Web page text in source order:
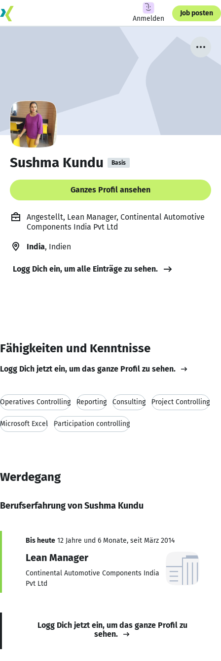
Anmelden
Job posten
Sushma Kundu Basis
Ganzes Profil ansehen
Angestellt, Lean Manager, Continental Automotive
Components India Pvt Ltd
India, Indien
Logg Dich ein, um alle Einträge zu sehen.
Fähigkeiten und Kenntnisse
Logg Dich jetzt ein, um das ganze Profil zu sehen.
Operatives Controlling Reporting Consulting Project Controlling
Microsoft Excel Participation controlling
Werdegang
Berufserfahrung von Sushma Kundu
Bis heute 12 Jahre und 6 Monate, seit März 2014
Lean Manager
Continental Automotive Components India
Pvt Ltd
Logg Dich jetzt ein, um das ganze Profil zu
sehen.